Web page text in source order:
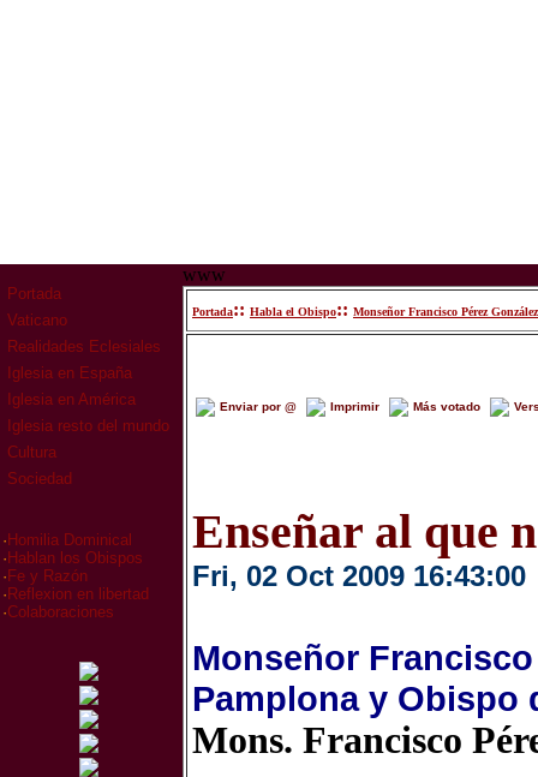
Portada
Vaticano
Realidades Eclesiales
Iglesia en España
Iglesia en América
Iglesia resto del mundo
Cultura
Sociedad
· Homilia Dominical
· Hablan los Obispos
· Fe y Razón
· Reflexion en libertad
·Colaboraciones
www
Portada:: Habla el Obispo:: Monseñor Francisco Pérez González
Enviar por @ Imprimir Más votado
Enseñar al que
Fri, 02 Oct 2009 16:43:00
Monseñor
Pamplona y Obispo
Mons. Francisco